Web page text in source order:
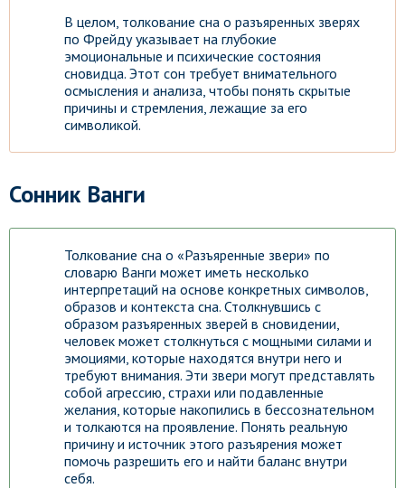
В целом, толкование сна о разъяренных зверях
по Фрейду указывает на глубокие
эмоциональные и психические состояния
сновидца. Этот сон требует внимательного
осмысления и анализа, чтобы понять скрытые
причины и стремления, лежащие за его
символикой.
Сонник Ванги
Толкование сна о «Разъяренные звери» по
словарю Ванги может иметь несколько
интерпретаций на основе конкретных символов,
образов и контекста сна. Столкнувшись с
образом разъяренных зверей в сновидении,
человек может столкнуться с мощными силами и
эмоциями, которые находятся внутри него и
требуют внимания. Эти звери могут представлять
собой агрессию, страхи или подавленные
желания, которые накопились в бессознательном
и толкаются на проявление. Понять реальную
причину и источник этого разъярения может
помочь разрешить его и найти баланс внутри
себя.